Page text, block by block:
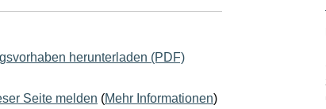
herunterladen (PDF)
Seite melden (Mehr Informationen)